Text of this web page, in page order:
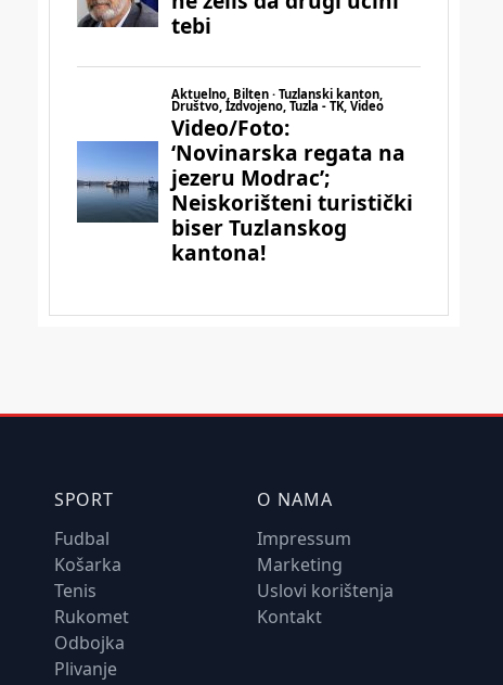
SPORT
Fudbal
Košarka
Tenis
Rukomet
Odbojka
Plivanje
O NAMA
Impressum
Marketing
Uslovi korištenja
Kontakt